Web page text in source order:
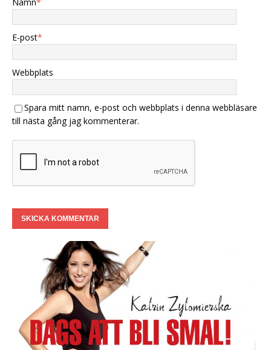
E-post*
Webbplats
Spara mitt namn, e-post och webbplats i denna webbläsare
till nästa gång jag kommenterar.